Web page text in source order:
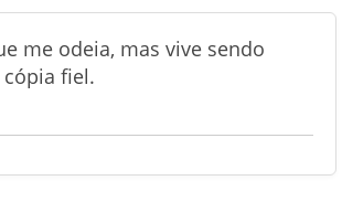
me odeia, mas vive sendo
fiel.